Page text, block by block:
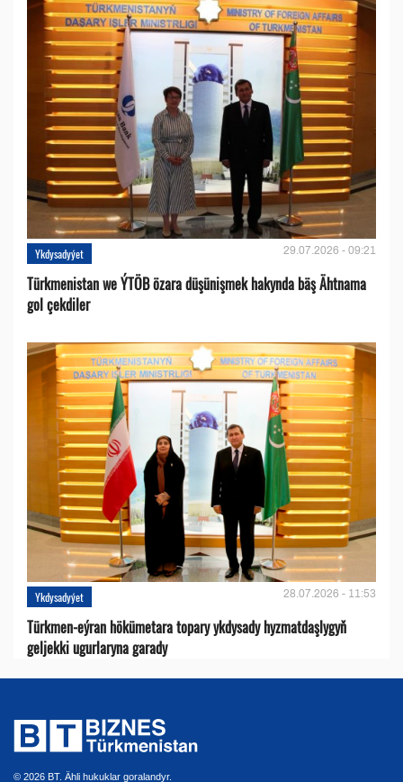
Ykdysadyýet 29.07.2026 - 09:21
Türkmenistan we ÝTÖB özara düşünişmek hakynda bäş Ähtnama
gol çekdiler
Ykdysadyýet 28.07.2026 - 11:53
Türkmen-eýran hökümetara topary ykdysady hyzmatdaşlygyň
geljekki ugurlaryna garady
© 2026 BT. Ähli hukuklar goralandyr.